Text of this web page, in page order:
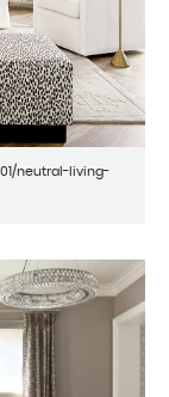
neutral-living-